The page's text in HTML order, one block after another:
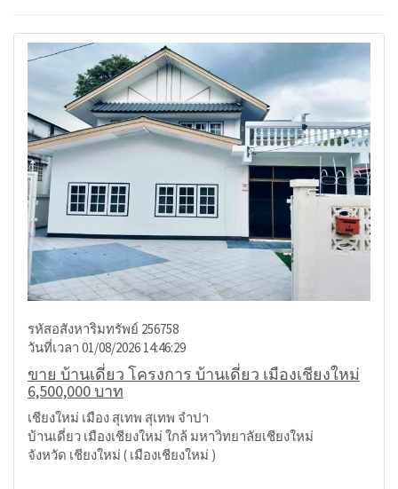
รหัสอสังหาริมทรัพย์ 256758
วันที่เวลา 01/08/2026 14:46:29
ขาย บ้านเดี่ยว โครงการ บ้านเดี่ยว เมืองเชียงใหม่
6,500,000 บาท
เชียงใหม่ เมือง สุเทพ สุเทพ จำปา
บ้านเดี่ยว เมืองเชียงใหม่ ใกล้ มหาวิทยาลัยเชียงใหม่
จังหวัด เชียงใหม่ ( เมืองเชียงใหม่ )